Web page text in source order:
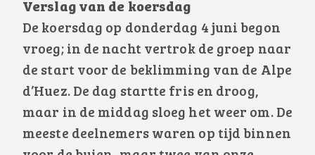
Verslag van de koersdag
De koersdag op donderdag 4 juni begon
vroeg; in de nacht vertrok de groep naar
de start voor de beklimming van de Alpe
d’Huez. De dag startte fris en droog,
maar in de middag sloeg het weer om. De
meeste deelnemers waren op tijd binnen